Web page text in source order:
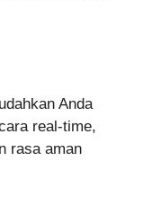
Anda
real-time,
rasa aman